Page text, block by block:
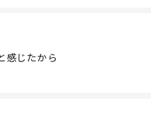
感じたから